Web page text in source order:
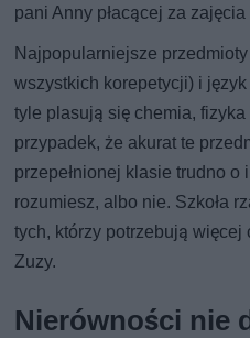
pani Anny płacącej za zajęcia
Najpopularniejsze
wszystkich korepetycji) i
tyle plasują się chemia,
przypadek, że akurat te
przepełnionej klasie trudno
rozumiesz, albo nie. Szkoła
tych, którzy potrzebują więcej
Zuzy.
Nierówności nie